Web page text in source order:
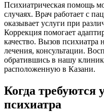
Психиатрическая помощь
случаях. Врач работает с
оказывает услуги при
Коррекция помогает
качество. Вызов психиатра
лечения, консультации.
обратившись в нашу
расположенную в Казани.
Когда требуются
психиатра